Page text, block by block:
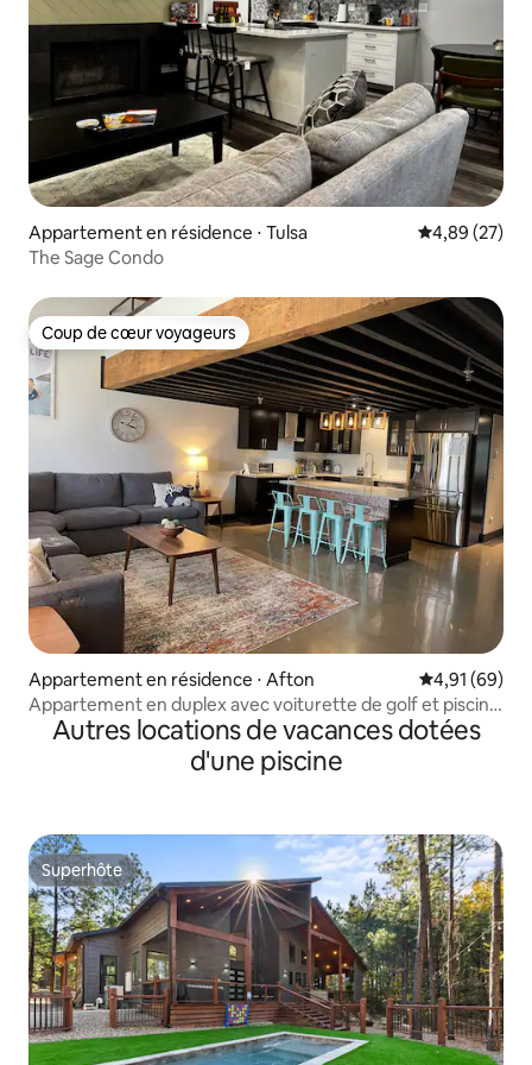
Appartement en résidence ⋅ Tulsa Évaluation
4,89 (27)
The Sage Condo
Coup de cœur voyageurs
Coup de cœur voyageurs
Appartement en résidence ⋅ Afton Évaluation
4,91 (69)
Appartement en duplex avec voiturette de golf et piscine
à Shangri La
Autres locations de vacances dotées
d'une piscine
Superhôte
Superhôte